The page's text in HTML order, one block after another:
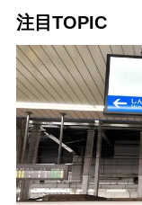
注目TOPIC